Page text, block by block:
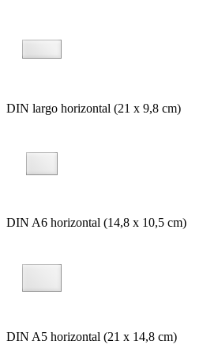
DIN largo horizontal (21 x 9,8 cm)
DIN A6 horizontal (14,8 x 10,5 cm)
DIN A5 horizontal (21 x 14,8 cm)